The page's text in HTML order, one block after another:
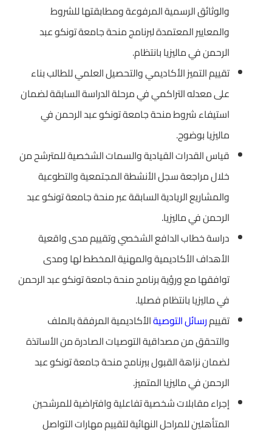
والوثائق الرسمية المرفوعة ومطابقتها للشروط
والمعايير المعتمدة لبرنامج منحة جامعة تونكو عبد
الرحمن في ماليزيا بانتظام.
تقييم التميز الأكاديمي والتحصيل العلمي للطالب بناء
على معدله التراكمي في مرحلة الدراسة السابقة لضمان
استيفاء شروط منحة جامعة تونكو عبد الرحمن في
ماليزيا بوضوح.
قياس القدرات القيادية والسمات الشخصية للمترشح من
خلال مراجعة سجل الأنشطة المجتمعية والتطوعية
والمشاريع الريادية السابقة عبر منحة جامعة تونكو عبد
الرحمن في ماليزيا.
دراسة خطاب الدافع الشخصي وتقييم مدى واقعية
الأهداف الأكاديمية والمهنية المخطط لها ومدى
توافقها مع ورؤية برنامج منحة جامعة تونكو عبد الرحمن
في ماليزيا بانتظام فصليا.
تقييمرسائل التوصيةالأكاديمية المرفقة بالملف
والتحقق من مصداقية التوصيات الصادرة من الأساتذة
لضمان نزاهة القبول ببرنامج منحة جامعة تونكو عبد
الرحمن في ماليزيا المتميز.
إجراء مقابلات شخصية تفاعلية وافتراضية للمرشحين
المتأهلين للمراحل النهائية لتقييم مهارات التواصل